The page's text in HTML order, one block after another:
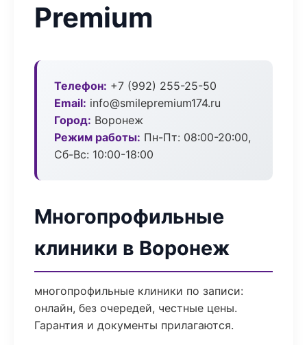
Premium
Телефон: +7 (992) 255-25-50
Email: info@smilepremium174.ru
Город: Воронеж
Режим работы: Пн-Пт: 08:00-20:00,
Сб-Вс: 10:00-18:00
Многопрофильные
клиники в Воронеж
многопрофильные клиники по записи:
онлайн, без очередей, честные цены.
Гарантия и документы прилагаются.